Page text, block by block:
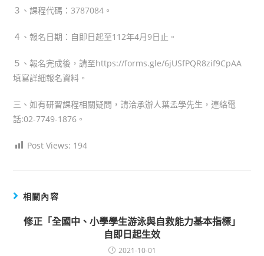
３、課程代碼：3787084。
４、報名日期：自即日起至112年4月9日止。
５、報名完成後，請至https://forms.gle/6jUSfPQR8zif9CpAA
填寫詳細報名資料。
三、如有研習課程相關疑問，請洽承辦人葉孟學先生，連絡電
話:02-7749-1876。
Post Views: 194
相關內容
修正「全國中、小學學生游泳與自救能力基本指標」
自即日起生效
2021-10-01